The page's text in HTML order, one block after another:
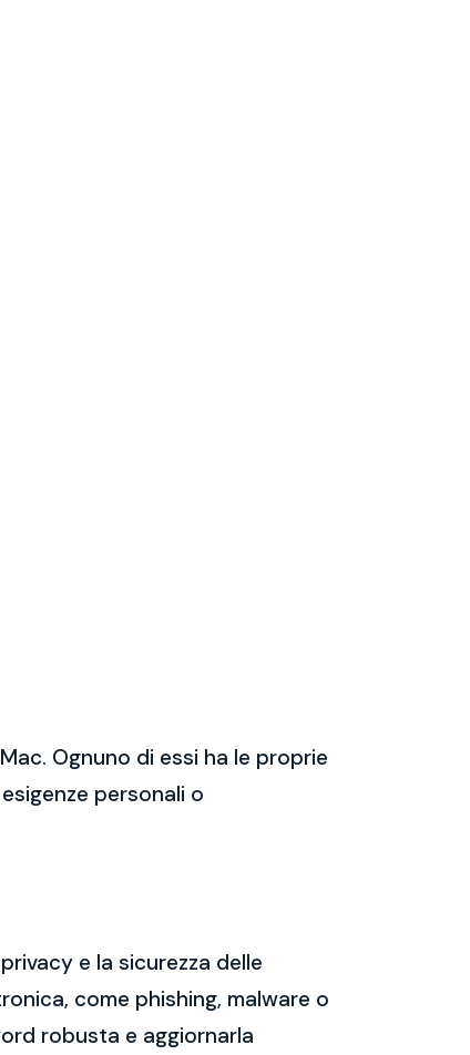
Ognuno di essi ha le proprie
personali o
e la sicurezza delle
come phishing, malware o
robusta e aggiornarla